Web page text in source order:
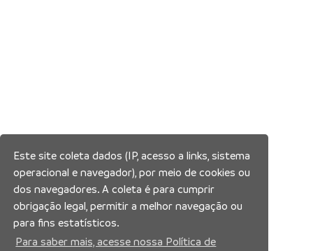
Este site coleta dados (IP, acesso a links, sistema
operacional e navegador), por meio de cookies ou
dos navegadores. A coleta é para cumprir
obrigação legal, permitir a melhor navegação ou
para fins estatísticos.
Para saber mais, acesse nossa Política de